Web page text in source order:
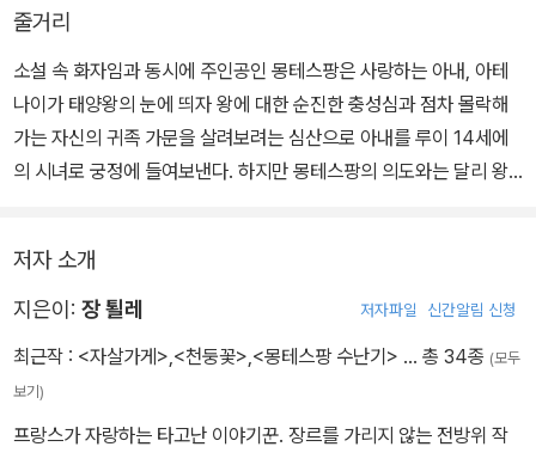
갈고 닦고 있는 장 퇼레는 이 작품에서 탄탄한 구성과 자신만의 맛깔
하게 재현해냈다는 언론의 극찬을 받았고, 프랑스 역사 소설의 새로
운 장을 펼쳤다는 고평을 받았다.
주인공 몽테스팡은 아내 아테나이가 태양왕의 눈에 띄자 왕에 대한
산으로 아내를 루이 14세에의 시녀로 궁정에 들여보낸다. 하지만 몽
고 친족 간의 혼인으로 유전적 장애를 안고 태어난 여섯 아이의 오쟁
이 진 아버지로서의 경험 또한 피할 수 없게 된다.
항했던 몽테스팡 후작과, 후작의 아내를 소유하고 싶어 하는 왕의 욕
바탕으로 되살렸다는 칭찬을 들을 만하다. 거기에는 물론 작가 특유
한몫한 것으로 평가받는다.
정신이 큰 역할을 했다.
줄거리
소설 속 화자임과 동시에 주인공인 몽테스팡은 사랑하는 아내, 아테
나이가 태양왕의 눈에 띄자 왕에 대한 순진한 충성심과 점차 몰락해
가는 자신의 귀족 가문을 살려보려는 심산으로 아내를 루이 14세에
의 시녀로 궁정에 들여보낸다. 하지만 몽테스팡의 의도와는 달리 왕
한 피할 수 없게 된다. 태양왕의 온갖 회유와 협박에도 불구하고 자신
의 아내를 되찾고자 저항했던 몽테스팡 후작과, 후작의 아내를 소유
역시 순수함을 잃어버리고 권력에 대한 욕망을 점차 키워나가며 세상
의 조롱과 비판을 받게 된다. 갖가지 방법을 동원하여 아내를 되찾으
려 했던 몽테스팡은 엄마의 사랑에 목말라 하며 결국 병들어 죽고 마
저자 소개
지은이: 장 퇼레 저자파일 신간알림 신청
최근작 : <자살가게>,<천둥꽃>,<몽테스팡 수난기> … 총 34종 (모두
보기)
프랑스가 자랑하는 타고난 이야기꾼. 장르를 가리지 않는 전방위 작